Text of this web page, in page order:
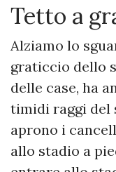
Tetto a
Alziamo lo
graticcio dello
delle case, ha
timidi raggi del
aprono i
allo stadio a